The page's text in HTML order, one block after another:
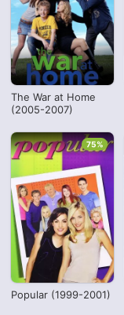
The War at Home
(2005-2007)
Popular (1999-2001)
75%